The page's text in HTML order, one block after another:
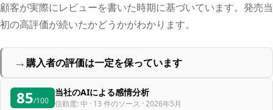
顧客が実際にレビューを書いた時期に基づいています。発売当
初の高評価が続いたかどうかがわかります。
→購入者の評価は一定を保っています
85/100
当社のAIによる感情分析
信頼度: 中 · 13 件のソース · 2026年5月